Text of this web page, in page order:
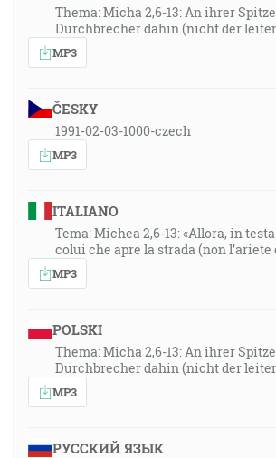
Thema: Micha 2,6-13: An ihrer
Durchbrecher dahin (nicht der
MP3
ČESKY
1991-02-03-1000-czech
MP3
ITALIANO
Tema: Michea 2,6-13: «Allora, in
colui che apre la strada (non l’ariete
MP3
POLSKI
Thema: Micha 2,6-13: An ihrer
Durchbrecher dahin (nicht der
MP3
РУССКИЙ ЯЗЫК